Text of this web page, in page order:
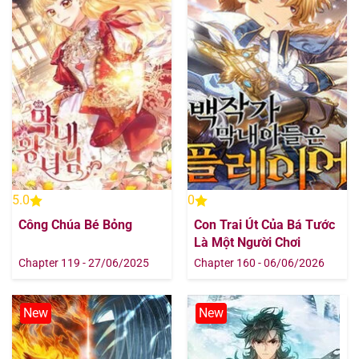
Chapter 637 09/08/2025
Chapter 637 09/08/2025
Chapter 637 09/08/2025
Chapter 636 09/08/2025
Chapter 636
09/08/2025
Chapter 635 09/08/2025
5.0
Công Chúa Bé Bỏng
Chapter 119 - 27/06/2025
0
Con Trai Út Của Bá Tước
Là Một Người Chơi
Chapter 160 - 06/06/2026
New New